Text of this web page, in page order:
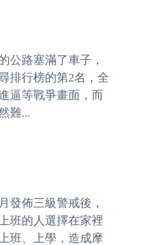
公路塞滿了車子，
排行榜的第2名，全
逼等戰爭畫面，而
難...
發佈三級警戒後，
班的人選擇在家裡
班、上學，造成摩